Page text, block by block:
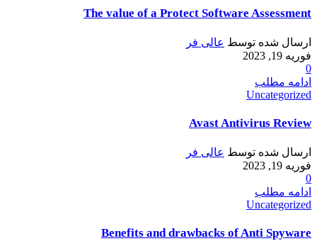
The value of a Protect Software Assessment
ارسال شده توسط عالی فر
فوریه 19, 2023
0
ادامه مطلب
Uncategorized
Avast Antivirus Review
ارسال شده توسط عالی فر
فوریه 19, 2023
0
ادامه مطلب
Uncategorized
Benefits and drawbacks of Anti Spyware